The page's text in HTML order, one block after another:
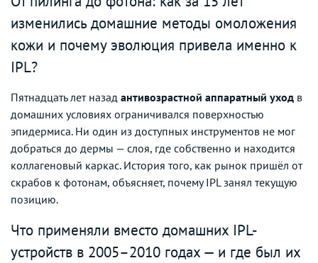
изменились домашние методы омоложения
кожи и почему эволюция привела именно к
IPL?
Пятнадцать лет назад антивозрастной аппаратный уход в
домашних условиях ограничивался поверхностью
эпидермиса. Ни один из доступных инструментов не мог
добраться до дермы — слоя, где собственно и находится
коллагеновый каркас. История того, как рынок пришёл от
скрабов к фотонам, объясняет, почему IPL занял текущую
позицию.
Что применяли вместо домашних IPL-
устройств в 2005–2010 годах — и где был их